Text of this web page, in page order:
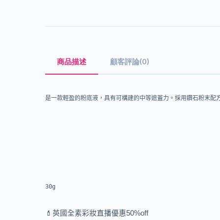
商品描述 顧客評論(0)
是一款輕盈的粉底液，具有可構建的中等遮蓋力。採用鑽石粉末配
30g
💄英國全素彩妝直播優惠50%off